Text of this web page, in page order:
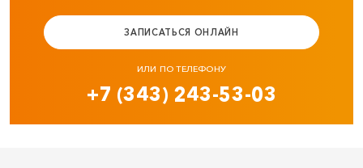
ЗАПИСАТЬСЯ ОНЛАЙН
ИЛИ ПО ТЕЛЕФОНУ
+7 (343) 243-53-03